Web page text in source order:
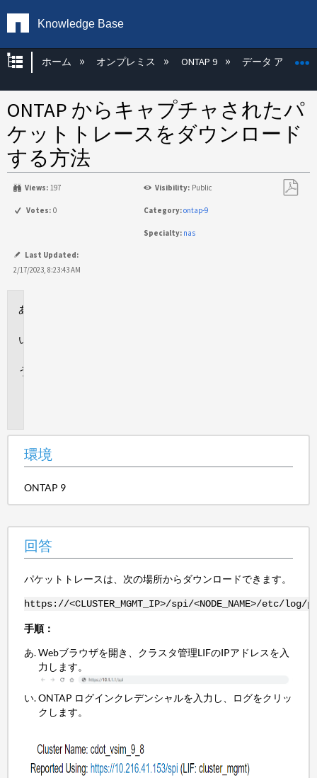
Knowledge Base
グローバル階層を展開/折りたたむ
ホーム オンプレミス ONTAP 9 データ アクセス
ONTAP からキャプチャされたパ
ケットトレースをダウンロード
する方法
Views: 197 Visibility: Public
Votes: 0 Category:ontap-9
Specialty: nas
Last Updated:
2/17/2023, 8:23:43 AM
環境
ONTAP 9
回答
パケットトレースは、次の場所からダウンロードできます。
https://<CLUSTER_MGMT_IP>/spi/<NODE_NAME>/etc/
手順：
Webブラウザを開き、クラスタ管理LIFのIPアドレスを入
力します。
ONTAP ログインクレデンシャルを入力し、ログをクリッ
クします。